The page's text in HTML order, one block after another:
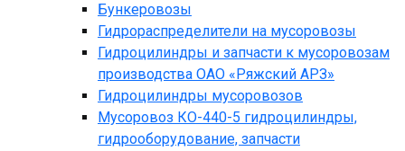
Бункеровозы
Гидрораспределители на мусоровозы
Гидроцилиндры и запчасти к мусоровозам
производства ОАО «Ряжский АРЗ»
Гидроцилиндры мусоровозов
Мусоровоз КО-440-5 гидроцилиндры,
гидрооборудование, запчасти